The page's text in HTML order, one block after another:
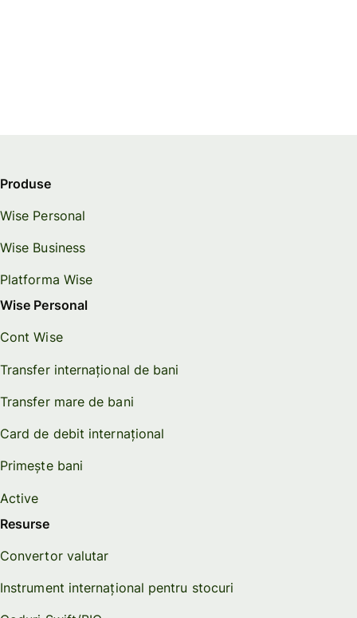
Produse
Wise Personal
Wise Business
Platforma Wise
Wise Personal
Cont Wise
Transfer internațional de bani
Transfer mare de bani
Card de debit internațional
Primește bani
Active
Resurse
Convertor valutar
Instrument internațional pentru stocuri